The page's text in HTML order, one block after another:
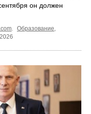
он должен
Образование